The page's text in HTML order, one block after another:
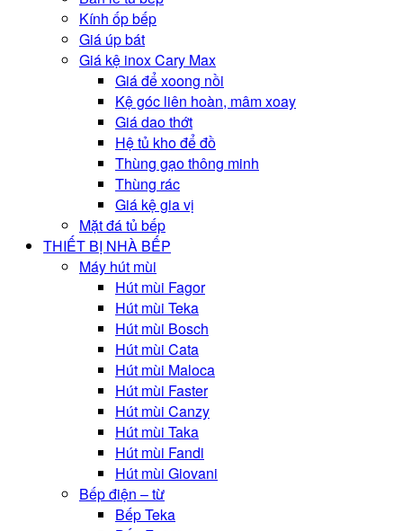
Kính ốp bếp
Giá úp bát
Giá kệ inox Cary Max
Giá để xoong nồi
Kệ góc liên hoàn, mâm xoay
Giá dao thớt
Hệ tủ kho để đồ
Thùng gạo thông minh
Thùng rác
Giá kệ gia vị
Mặt đá tủ bếp
THIẾT BỊ NHÀ BẾP
Máy hút mùi
Hút mùi Fagor
Hút mùi Teka
Hút mùi Bosch
Hút mùi Cata
Hút mùi Maloca
Hút mùi Faster
Hút mùi Canzy
Hút mùi Taka
Hút mùi Fandi
Hút mùi Giovani
Bếp điện – từ
Bếp Teka